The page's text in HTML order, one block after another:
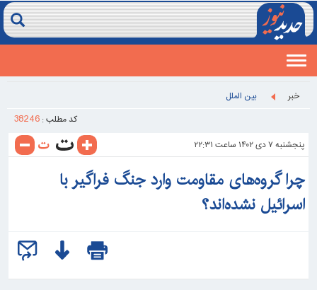
Toggle
navigation
خبر
بین الملل
کد مطلب : 38246
پنجشنبه ۷ دی ۱۴۰۲ ساعت ۲۲:۳۱
چرا گروه‌های مقاومت وارد جنگ فراگیر با
اسرائیل نشده‌اند؟